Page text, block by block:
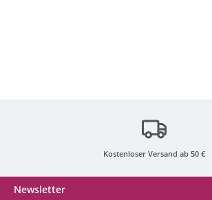
685 Peri
Kostenloser Versand ab 50 €
Newsletter